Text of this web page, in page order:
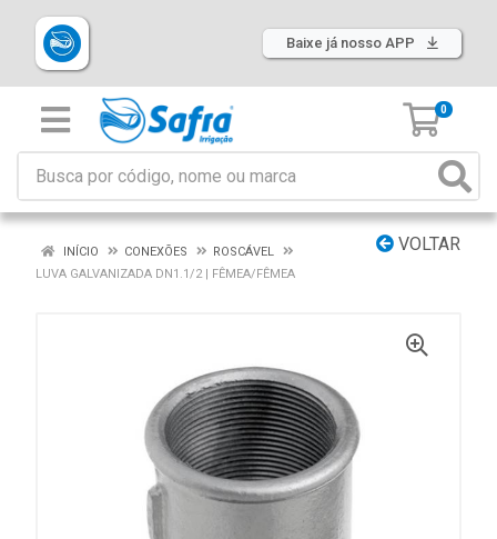
Baixe já nosso APP
0
VOLTAR
INÍCIO CONEXÕES
ROSCÁVEL
LUVA GALVANIZADA DN1.1/2 | FÊMEA/FÊMEA